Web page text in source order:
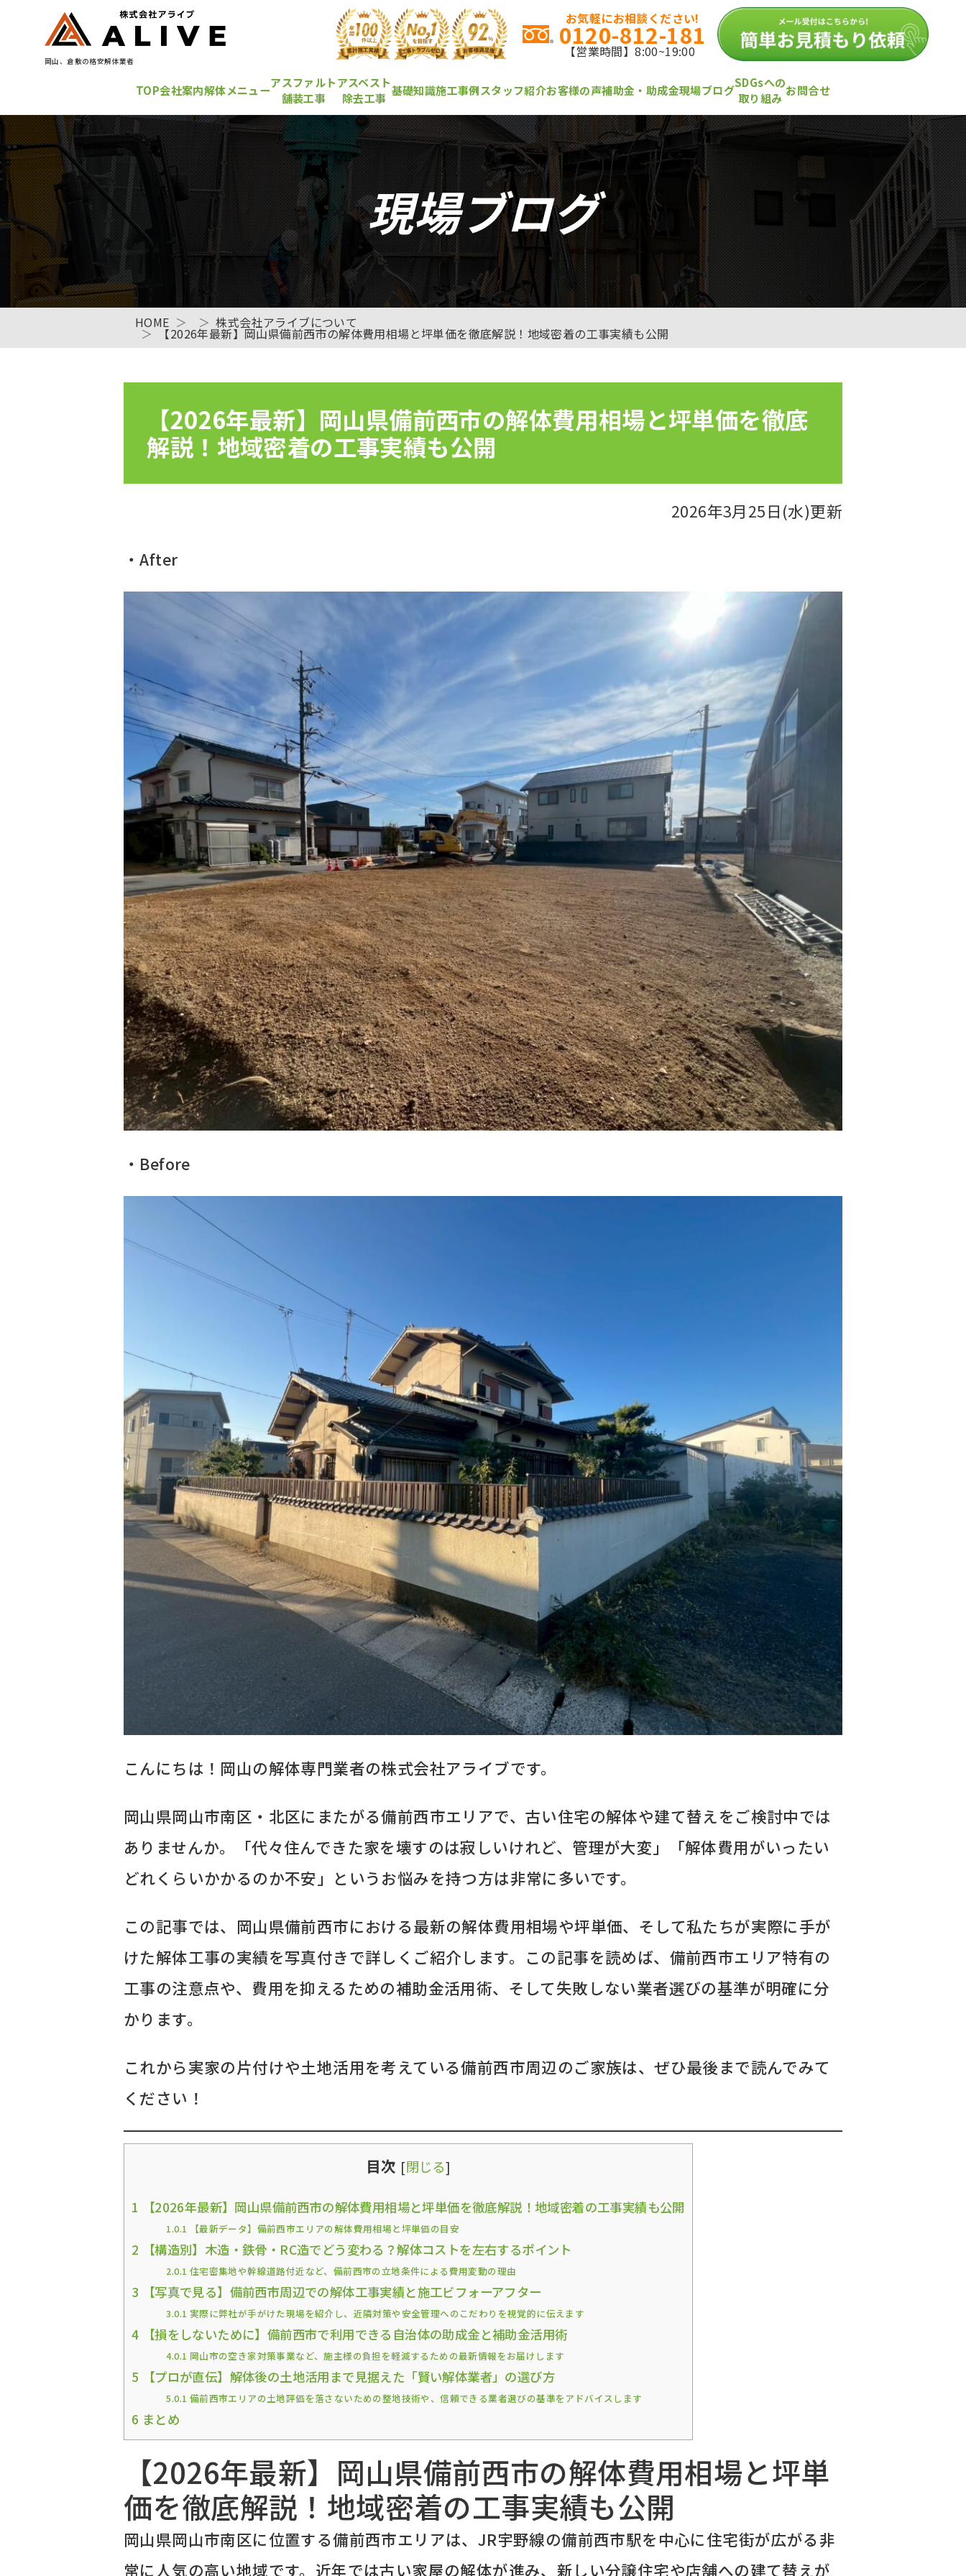
岡山、倉敷の格安解体業者
お気軽にお相談ください!
0120-812-181
【営業時間】8:00~19:00
TOP会社案内解体メニューアスファルト
舗装工事
アスベスト
除去工事 基礎知識施工事例スタッフ紹介お客様の声補助金・助成金現場ブログSDGsへの
取り組み お問合せ
現場ブログ
HOME 株式会社アライブについて
【2026年最新】岡山県備前西市の解体費用相場と坪単価を徹底解説！地域密着の工事実績も公開
【2026年最新】岡山県備前西市の解体費用相場と坪単価を徹底
解説！地域密着の工事実績も公開
2026年3月25日(水)更新
・After
・Before
こんにちは！岡山の解体専門業者の株式会社アライブです。
岡山県岡山市南区・北区にまたがる備前西市エリアで、古い住宅の解体や建て替えをご検討中では
ありませんか。「代々住んできた家を壊すのは寂しいけれど、管理が大変」「解体費用がいったい
どれくらいかかるのか不安」というお悩みを持つ方は非常に多いです。
この記事では、岡山県備前西市における最新の解体費用相場や坪単価、そして私たちが実際に手が
けた解体工事の実績を写真付きで詳しくご紹介します。この記事を読めば、備前西市エリア特有の
工事の注意点や、費用を抑えるための補助金活用術、そして失敗しない業者選びの基準が明確に分
かります。
これから実家の片付けや土地活用を考えている備前西市周辺のご家族は、ぜひ最後まで読んでみて
ください！
目次 [閉じる]
1 【2026年最新】岡山県備前西市の解体費用相場と坪単価を徹底解説！地域密着の工事実績も公開
1.0.1 【最新データ】備前西市エリアの解体費用相場と坪単価の目安
2 【構造別】木造・鉄骨・RC造でどう変わる？解体コストを左右するポイント
2.0.1 住宅密集地や幹線道路付近など、備前西市の立地条件による費用変動の理由
3 【写真で見る】備前西市周辺での解体工事実績と施工ビフォーアフター
3.0.1 実際に弊社が手がけた現場を紹介し、近隣対策や安全管理へのこだわりを視覚的に伝えます
4 【損をしないために】備前西市で利用できる自治体の助成金と補助金活用術
4.0.1 岡山市の空き家対策事業など、施主様の負担を軽減するための最新情報をお届けします
5 【プロが直伝】解体後の土地活用まで見据えた「賢い解体業者」の選び方
5.0.1 備前西市エリアの土地評価を落さないための整地技術や、信頼できる業者選びの基準をアドバイスします
6 まとめ
【2026年最新】岡山県備前西市の解体費用相場と坪単
価を徹底解説！地域密着の工事実績も公開
岡山県岡山市南区に位置する備前西市エリアは、JR宇野線の備前西市駅を中心に住宅街が広がる非
常に人気の高い地域です。近年では古い家屋の解体が進み、新しい分譲住宅や店舗への建て替えが